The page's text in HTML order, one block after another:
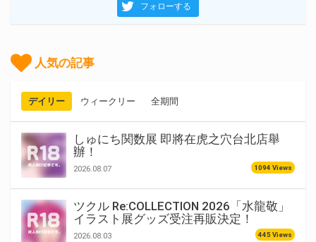
フォローする
人気の記事
デイリー ウィークリー 全期間
しゅにち関数展 即將在虎之穴台北店舉
辦！
2026.08.07 1094 Views
ツクル Re:COLLECTION 2026「水龍敬」
イラスト展グッズ受注再販決定！
2026.08.03 445 Views